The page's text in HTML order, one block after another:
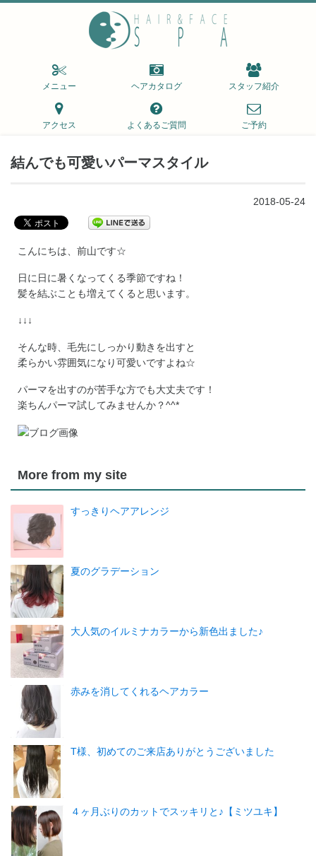
メニュー ヘアカタログ スタッフ紹介
アクセス よくあるご質問 ご予約
結んでも可愛いパーマスタイル
2018-05-24
こんにちは、前山です☆
日に日に暑くなってくる季節ですね！
髪を結ぶことも増えてくると思います。
↓↓↓
そんな時、毛先にしっかり動きを出すと
柔らかい雰囲気になり可愛いですよね☆
パーマを出すのが苦手な方でも大丈夫です！
楽ちんパーマ試してみませんか？^^*
More from my site
すっきりヘアアレンジ
夏のグラデーション
大人気のイルミナカラーから新色出ました♪
赤みを消してくれるヘアカラー
T様、初めてのご来店ありがとうございました
４ヶ月ぶりのカットでスッキリと♪【ミツユキ】